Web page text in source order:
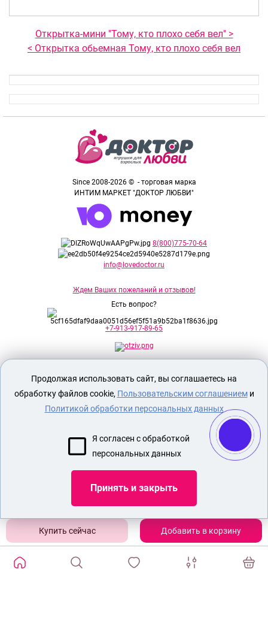
Добавить в корзину
Открытка-мини "Тому, кто плохо себя вел" >
< Открытка обьемная Тому, кто плохо себя вел
Since 2008-2026 © - торговая марка
ИНТИМ МАРКЕТ "ДОКТОР ЛЮБВИ"
8(800)775-70-64
info@lovedoctor.ru
Ждем Ваших пожеланий и отзывов!
Есть вопрос?
+7-913-917-89-65
исключительно для лиц старше 18 лет!
Евразийского соответствия.
ОПЛАТА И ДОСТАВКА
СЕКС ИГРУШКИ
НАБОР БДСМ
АВТОМАТИЧЕСКАЯ СЕКС МАШИНА
Показать еще
Продолжая использовать сайт, вы соглашаетесь на
обработку файлов cookie, Пользовательским соглашениеми
Политикой обработки персональных данных
Я согласен с обработкой
персональных данных
Принять и закрыть